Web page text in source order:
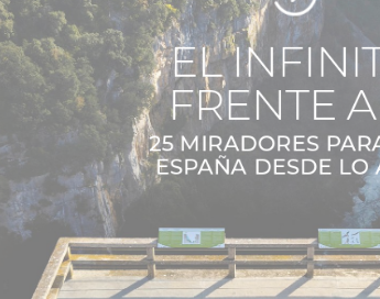
EL
FRENTE A
25 MIRADORES
ESPAÑA DESDE LO